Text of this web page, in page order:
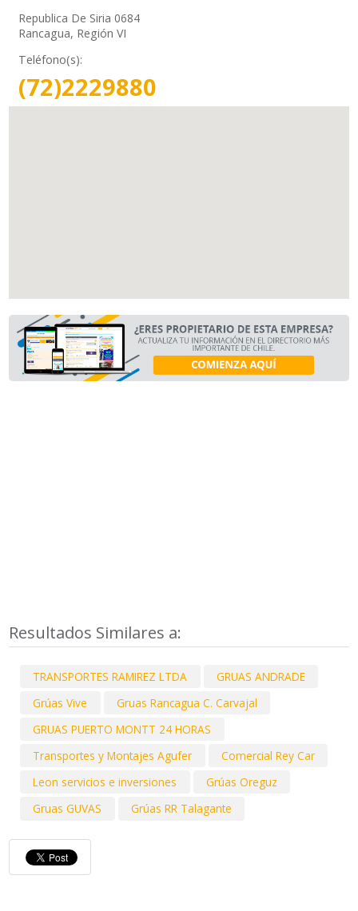
Republica De Siria 0684
Rancagua, Región VI
Teléfono(s):
(72)2229880
Resultados Similares a:
TRANSPORTES RAMIREZ LTDA
GRUAS ANDRADE
Grúas Vive
Gruas Rancagua C. Carvajal
GRUAS PUERTO MONTT 24 HORAS
Transportes y Montajes Agufer
Comercial Rey Car
Leon servicios e inversiones
Grúas Oreguz
Gruas GUVAS
Grúas RR Talagante